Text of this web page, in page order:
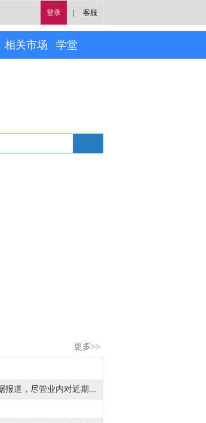
登录 客服
相关市场 学堂
更多>>
金十数据8月7日讯，据报道，尽管业内对近期杠杆类产品波动存在担忧，韩国交易所仍将于9月14日正式开启交易所交易基金（ETF）盘后交易。韩国交易所意在与另类交易系统Nextrade以及全天候加密货币交易所展开竞争。资管机构警示，缺少实时基金净值估算，可能会扩大ETF的价格偏离幅度；行业此前已呼吁韩国交易所推迟该业务上线。个股杠杆型ETF将不纳入盘后交易的交易标的范围。